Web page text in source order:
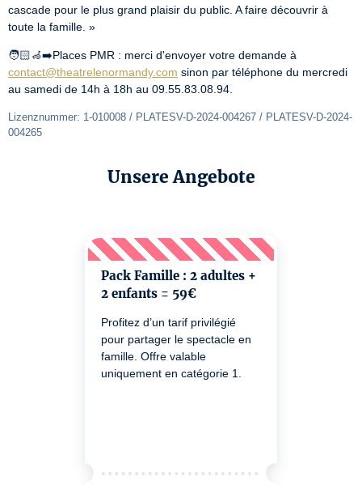
cascade pour le plus grand plaisir du public. A faire découvrir à
toute la famille. »
contact@theatrelenormandy.com sinon par téléphone du mercredi
au samedi de 14h à 18h au 09.55.83.08.94.
Lizenznummer: 1-010008 / PLATESV-D-2024-004267 / PLATESV-D-2024-
004265
Unsere Angebote
Pack Famille : 2 adultes +
2 enfants = 59€
Profitez d’un tarif privilégié
pour partager le spectacle en
famille. Offre valable
uniquement en catégorie 1.